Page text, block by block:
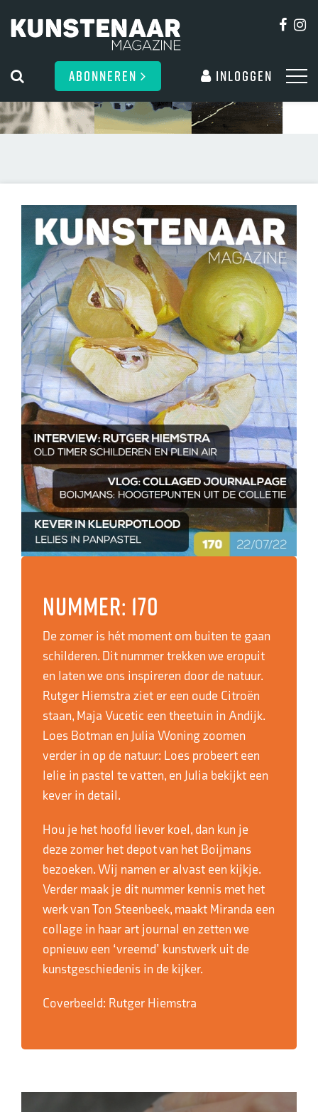
ABONNEREN Inloggen
Nummer: 170
De zomer is hét moment om buiten te gaan
schilderen. Dit nummer trekken we eropuit
en laten we ons inspireren door de natuur.
Rutger Hiemstra ziet er een oude Citroën
staan, Maja Vucetic een theetuin in Andijk.
Loes Botman en Julia Woning zoomen
verder in op de natuur: Loes probeert een
lelie in pastel te vatten, en Julia bekijkt een
kever in detail.
Hou je het hoofd liever koel, dan kun je
deze zomer het depot van het Boijmans
bezoeken. Wij namen er alvast een kijkje.
Verder maak je dit nummer kennis met het
werk van Ton Steenbeek, maakt Miranda een
collage in haar art journal en zetten we
opnieuw een ‘vreemd’ kunstwerk uit de
kunstgeschiedenis in de kijker.
Coverbeeld: Rutger Hiemstra